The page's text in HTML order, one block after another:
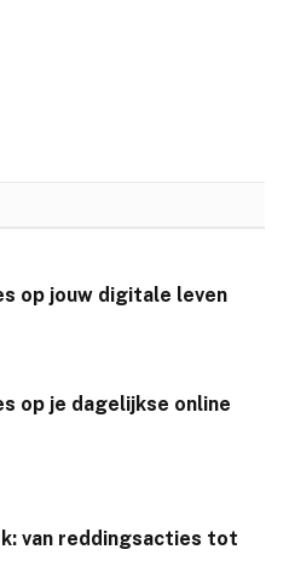
op jouw digitale leven
op je dagelijkse online
van reddingsacties tot